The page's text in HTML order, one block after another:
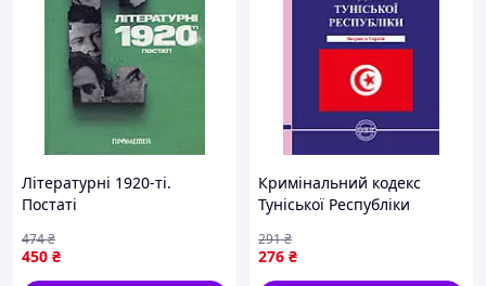
Літературні 1920-ті.
Постаті
450 ₴
474₴
Кримінальний кодекс
Туніської Республіки
276 ₴
291₴